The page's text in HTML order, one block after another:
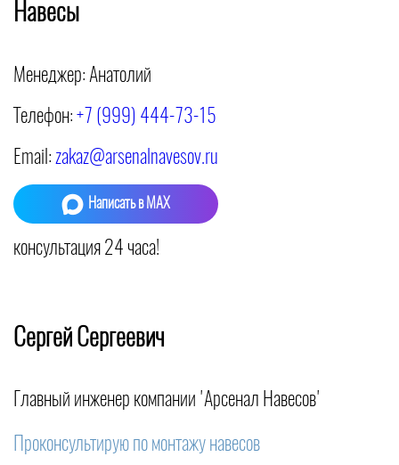
Навесы
Менеджер: Анатолий
Телефон: +7 (999) 444-73-15
Email: zakaz@arsenalnavesov.ru
Написать в MAX
консультация 24 часа!
Сергей Сергеевич
Главный инженер компании 'Арсенал Навесов'
Проконсультирую по монтажу навесов